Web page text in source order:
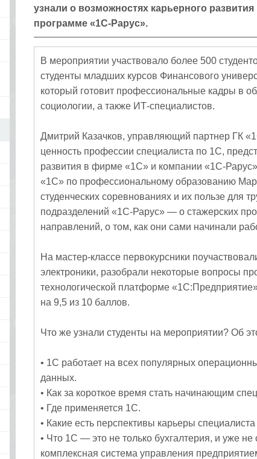
узнали о возможностях карьерного
программе «1С‑Рарус».
В мероприятии участвовало более 500
студенты младших курсов Финансового
который готовит профессиональные кадры в
социологии, а также ИТ‑специалистов.
Дмитрий Казачков, управляющий партнер ГК
ценность профессии специалиста по 1С,
развития в фирме «1С» и компании
«1С» по профессиональному образованию
студенческих соревнованиях и их пользе для
подразделений «1С‑Рарус» — о стажерских
направлений, о том, как они сами начинали
На мастер‑классе первокурсники
электроники, разобрали некоторые вопросы
технологической платформе
на 9,5 из 10 баллов.
Что же узнали студенты на мероприятии? Об
• 1С работает на всех популярных
данных.
• Как за короткое время стать начинающим
• Где применяется 1С.
• Какие есть перспективы карьеры
• Что 1С — это не только бухгалтерия, и уже не
комплексная система управления